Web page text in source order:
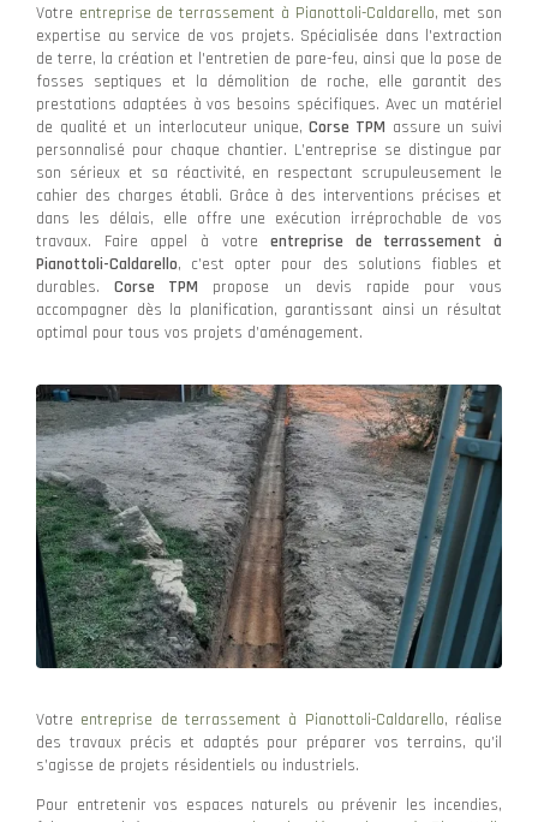
Votre entreprise de terrassement à Pianottoli-Caldarello, met son
expertise au service de vos projets. Spécialisée dans l'extraction
de terre, la création et l'entretien de pare-feu, ainsi que la pose de
fosses septiques et la démolition de roche, elle garantit des
prestations adaptées à vos besoins spécifiques. Avec un matériel
de qualité et un interlocuteur unique, Corse TPM assure un suivi
personnalisé pour chaque chantier. L’entreprise se distingue par
son sérieux et sa réactivité, en respectant scrupuleusement le
cahier des charges établi. Grâce à des interventions précises et
dans les délais, elle offre une exécution irréprochable de vos
travaux. Faire appel à votreentreprise de terrassement à
Pianottoli-Caldarello, c’est opter pour des solutions fiables et
durables.Corse TPM propose un devis rapide pour vous
accompagner dès la planification, garantissant ainsi un résultat
optimal pour tous vos projets d’aménagement.
Votre entreprise de terrassement à Pianottoli-Caldarello, réalise
des travaux précis et adaptés pour préparer vos terrains, qu’il
s’agisse de projets résidentiels ou industriels.
Pour entretenir vos espaces naturels ou prévenir les incendies,